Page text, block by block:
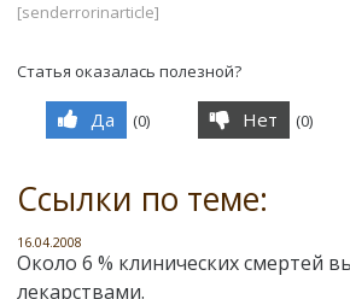
[senderrorinarticle]
Статья оказалась полезной?
Да (0) Нет (0)
Ссылки по теме:
16.04.2008
Около 6 % клинических смертей
лекарствами.